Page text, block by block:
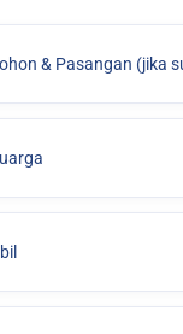
& Pasangan (jika